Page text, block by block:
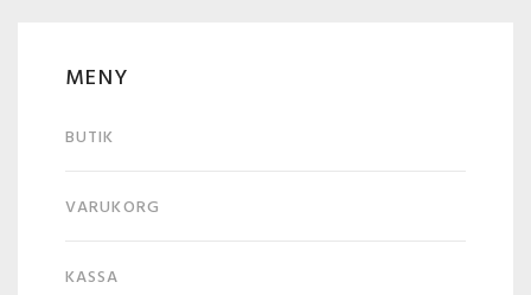
MENY
BUTIK
VARUKORG
KASSA